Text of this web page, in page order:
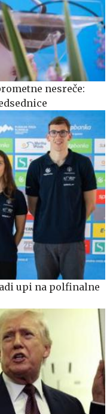
nesreče:
upi na polfinalne